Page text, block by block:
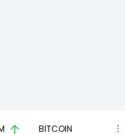
BITCOIN